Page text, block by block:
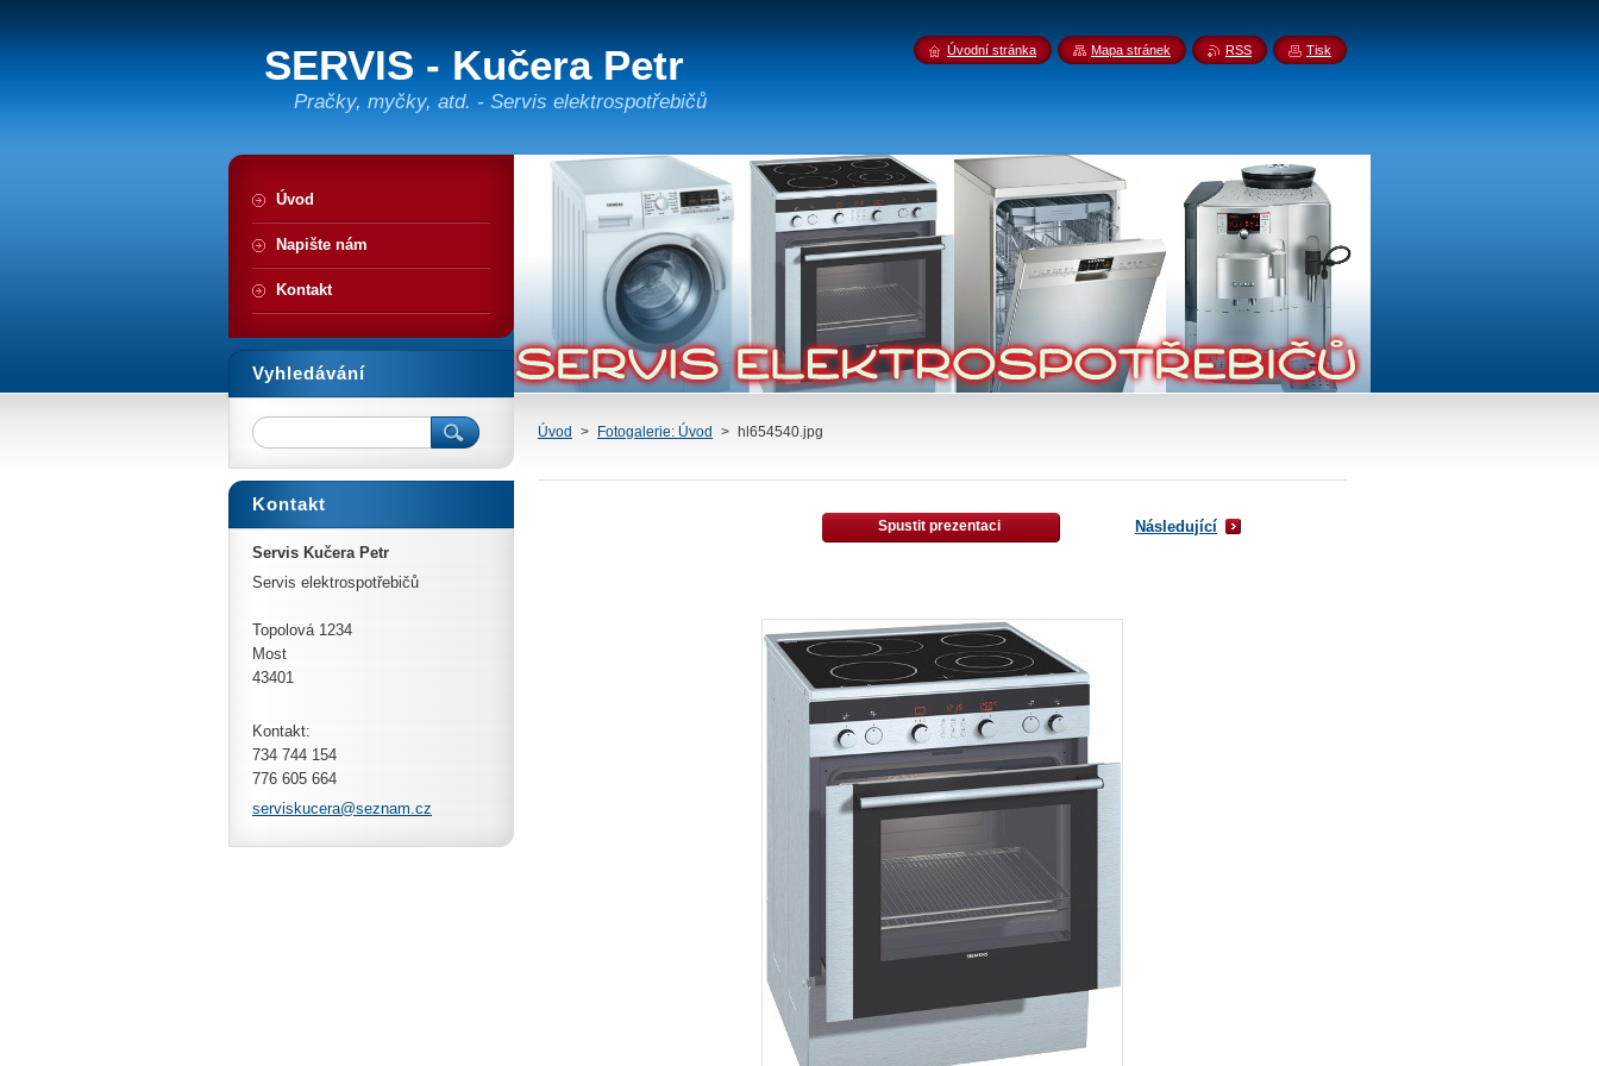
SERVIS - Kučera Petr
Pračky, myčky, atd. - Servis elektrospotřebičů
Úvod > Fotogalerie: Úvod > hl654540.jpg
Spustit prezentaci Následující
Úvod
Napište nám
Kontakt
Vyhledávání
Kontakt
Servis Kučera Petr
Servis elektrospotřebičů
Topolová 1234
Most
43401
Kontakt:
734 744 154
776 605 664
serviskucera@seznam.cz
Úvodní stránka Mapa stránek RSS Tisk